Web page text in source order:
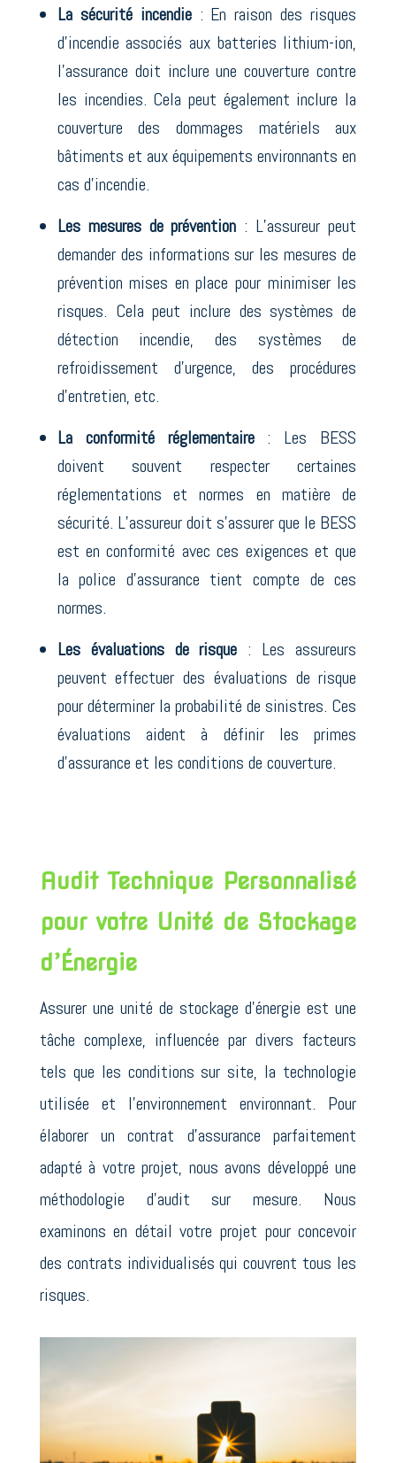
La sécurité incendie: En raison des risques
d’incendie associés aux batteries lithium-ion,
l’assurance doit inclure une couverture contre
les incendies. Cela peut également inclure la
couverture des dommages matériels aux
bâtiments et aux équipements environnants en
cas d’incendie.
Les mesures de prévention : L’assureur peut
demander des informations sur les mesures de
prévention mises en place pour minimiser les
risques. Cela peut inclure des systèmes de
détection incendie, des systèmes de
refroidissement d’urgence, des procédures
d’entretien, etc.
La conformité réglementaire: Les BESS
doivent souvent respecter certaines
réglementations et normes en matière de
sécurité. L’assureur doit s’assurer que le BESS
est en conformité avec ces exigences et que
la police d’assurance tient compte de ces
normes.
Les évaluations de risque : Les assureurs
peuvent effectuer des évaluations de risque
pour déterminer la probabilité de sinistres. Ces
évaluations aident à définir les primes
d’assurance et les conditions de couverture.
Audit Technique Personnalisé
pour votre Unité de Stockage
d’Énergie
Assurer une unité de stockage d’énergie est une
tâche complexe, influencée par divers facteurs
tels que les conditions sur site, la technologie
utilisée et l’environnement environnant. Pour
élaborer un contrat d’assurance parfaitement
adapté à votre projet, nous avons développé une
méthodologie d’audit sur mesure. Nous
examinons en détail votre projet pour concevoir
des contrats individualisés qui couvrent tous les
risques.